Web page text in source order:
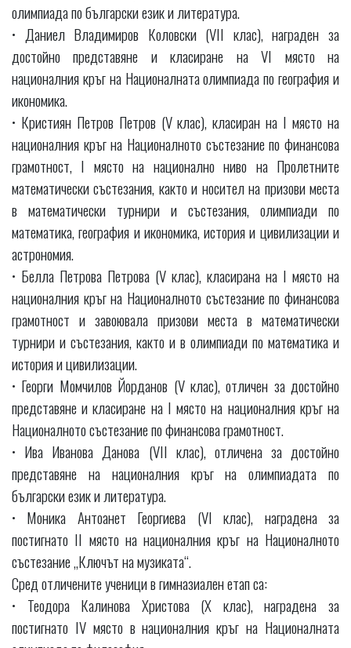
олимпиада по български език и литература.
• Даниел Владимиров Коловски (VII клас), награден за
достойно представяне и класиране на VI място на
националния кръг на Националната олимпиада по география и
икономика.
• Кристиян Петров Петров (V клас), класиран на I място на
националния кръг на Националното състезание по финансова
грамотност, I място на национално ниво на Пролетните
математически състезания, както и носител на призови места
в математически турнири и състезания, олимпиади по
математика, география и икономика, история и цивилизации и
астрономия.
• Белла Петрова Петрова (V клас), класирана на I място на
националния кръг на Националното състезание по финансова
грамотност и завоювала призови места в математически
турнири и състезания, както и в олимпиади по математика и
история и цивилизации.
• Георги Момчилов Йорданов (V клас), отличен за достойно
представяне и класиране на I място на националния кръг на
Националното състезание по финансова грамотност.
• Ива Иванова Данова (VII клас), отличена за достойно
представяне на националния кръг на олимпиадата по
български език и литература.
• Моника Антоанет Георгиева (VI клас), наградена за
постигнато II място на националния кръг на Националното
състезание „Ключът на музиката“.
Сред отличените ученици в гимназиален етап са:
• Теодора Калинова Христова (X клас), наградена за
постигнато IV място в националния кръг на Националната